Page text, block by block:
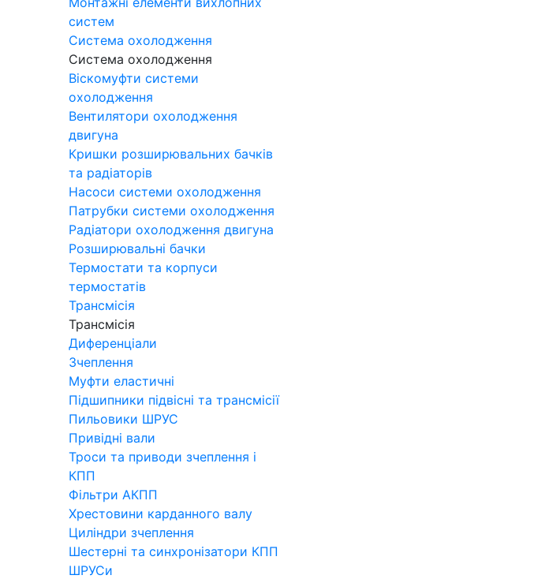
систем
Система охолодження
Система охолодження
Віскомуфти системи
охолодження
Вентилятори охолодження
двигуна
Кришки розширювальних бачків
та радіаторів
Насоси системи охолодження
Патрубки системи охолодження
Радіатори охолодження двигуна
Розширювальні бачки
Термостати та корпуси
термостатів
Трансмісія
Трансмісія
Диференціали
Зчеплення
Муфти еластичні
Підшипники підвісні та трансмісії
Пильовики ШРУС
Привідні вали
Троси та приводи зчеплення і
КПП
Фільтри АКПП
Хрестовини карданного валу
Циліндри зчеплення
Шестерні та синхронізатори КПП
ШРУСи